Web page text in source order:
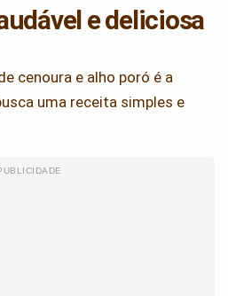
e deliciosa
cenoura e alho poró é a
uma receita simples e